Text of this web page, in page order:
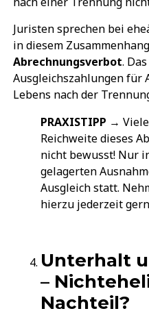
Juristen sprechen bei
in diesem
Abrechnungsverbot.
Ausgleichszahlungen für
Lebens nach der
PRAXISTIPP →
Reichweite dieses
nicht bewusst! Nur
gelagerten
Ausgleich statt.
hierzu jederzeit
Unterhalt
–
Nachteil?